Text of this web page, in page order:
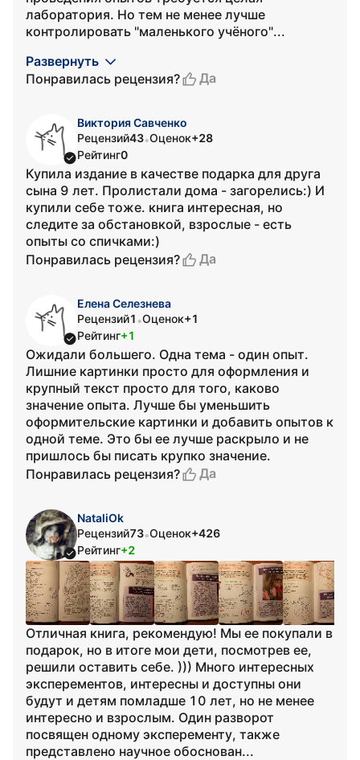
лаборатория. Но тем не менее лучше
контролировать "маленького учёного"...
Развернуть
Понравилась рецензия?
Да
Виктория Савченко
Рецензий43•Оценок+28
Рейтинг0
Купила издание в качестве подарка для друга
сына 9 лет. Пролистали дома - загорелись:) И
купили себе тоже. книга интересная, но
следите за обстановкой, взрослые - есть
опыты со спичками:)
Понравилась рецензия?
Да
Елена Селезнева
Рецензий1 •Оценок+1
Рейтинг+1
Ожидали большего. Одна тема - один опыт.
Лишние картинки просто для оформления и
крупный текст просто для того, каково
значение опыта. Лучше бы уменьшить
оформительские картинки и добавить опытов к
одной теме. Это бы ее лучше раскрыло и не
пришлось бы писать крупко значение.
Понравилась рецензия?
Да
NataliOk
Рецензий73•Оценок+426
Рейтинг+2
Отличная книга, рекомендую! Мы ее покупали в
подарок, но в итоге мои дети, посмотрев ее,
решили оставить себе. ))) Много интересных
эксперементов, интересны и доступны они
будут и детям помладше 10 лет, но не менее
интересно и взрослым. Один разворот
посвящен одному эксперементу, также
представлено научное обоснован...